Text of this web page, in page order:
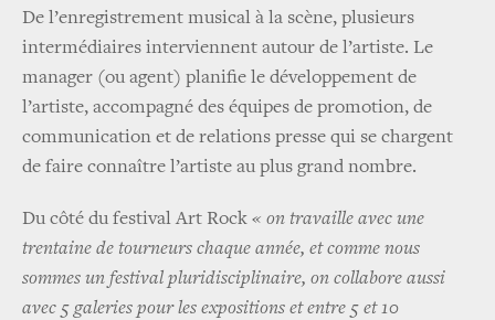
De l’enregistrement musical à la scène, plusieurs
intermédiaires interviennent autour de l’artiste. Le
manager (ou agent) planifie le développement de
l’artiste, accompagné des équipes de promotion, de
communication et de relations presse qui se chargent
de faire connaître l’artiste au plus grand nombre.
Du côté du festival Art Rock « on travaille avec une
trentaine de tourneurs chaque année, et comme nous
sommes un festival pluridisciplinaire, on collabore aussi
avec 5 galeries pour les expositions et entre 5 et 10